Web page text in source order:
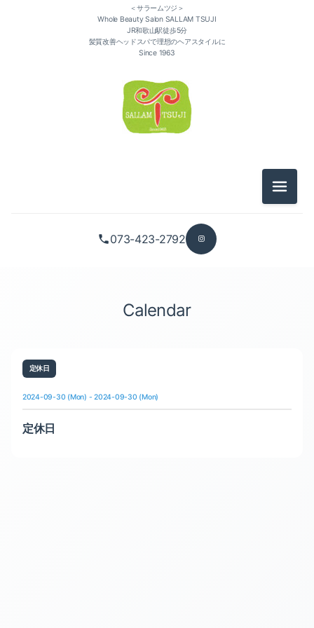
073-423-2792
＜サラームツジ＞
Whole Beauty Salon SALLAM TSUJI
JR和歌山駅徒歩5分
髪質改善ヘッドスパで理想のヘアスタイルに
Since 1963
メニュ
Calendar
定休日
2024-09-30 (Mon) - 2024-09-30 (Mon)
定休日